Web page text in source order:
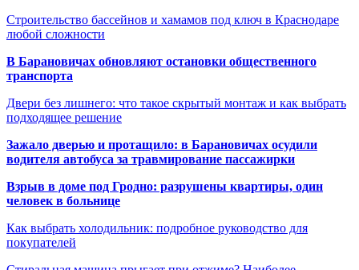
Строительство бассейнов и хамамов под ключ в Краснодаре
любой сложности
В Барановичах обновляют остановки общественного
транспорта
Двери без лишнего: что такое скрытый монтаж и как выбрать
подходящее решение
Зажало дверью и протащило: в Барановичах осудили
водителя автобуса за травмирование пассажирки
Взрыв в доме под Гродно: разрушены квартиры, один
человек в больнице
Как выбрать холодильник: подробное руководство для
покупателей